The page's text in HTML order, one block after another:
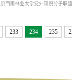
西南林业大学党外知识分子联谊
233 234 235